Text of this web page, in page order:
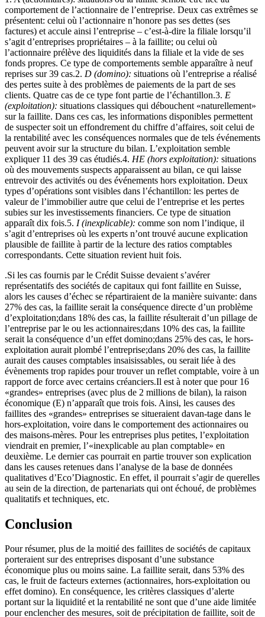
comportement de l’actionnaire de l’entreprise. Deux cas extrêmes se
présentent: celui où l’actionnaire n’honore pas ses dettes (ses
factures) et accule ainsi l’entreprise – c’est-à-dire la filiale lorsqu’il
s’agit d’entreprises propriétaires – à la faillite; ou celui où
l’actionnaire prélève des liquidités dans la filiale et la vide de ses
fonds propres. Ce type de comportements semble apparaître à neuf
reprises sur 39 cas.2. D (domino): situations où l’entreprise a réalisé
des pertes suite à des problèmes de paiements de la part de ses
clients. Quatre cas de ce type font partie de l’échantillon.3. E
(exploitation): situations classiques qui débouchent «naturellement»
sur la faillite. Dans ces cas, les informations disponibles permettent
de suspecter soit un effondrement du chiffre d’affaires, soit celui de
la rentabilité avec les conséquences normales que de tels événements
peuvent avoir sur la structure du bilan. L’exploitation semble
expliquer 11 des 39 cas étudiés.4. HE (hors exploitation): situations
où des mouvements suspects apparaissent au bilan, ce qui laisse
entrevoir des activités ou des événements hors exploitation. Deux
types d’opérations sont visibles dans l’échantillon: les pertes de
valeur de l’immobilier autre que celui de l’entreprise et les pertes
subies sur les investissements financiers. Ce type de situation
apparaît dix fois.5. I (inexplicable): comme son nom l’indique, il
s’agit d’entreprises où les experts n’ont trouvé aucune explication
plausible de faillite à partir de la lecture des ratios comptables
correspondants. Cette situation revient huit fois.
.Si les cas fournis par le Crédit Suisse devaient s’avérer
représentatifs des sociétés de capitaux qui font faillite en Suisse,
alors les causes d’échec se répartiraient de la manière suivante: dans
27% des cas, la faillite serait la conséquence directe d’un problème
d’exploitation;dans 18% des cas, la faillite résulterait d’un pillage de
l’entreprise par le ou les actionnaires;dans 10% des cas, la faillite
serait la conséquence d’un effet domino;dans 25% des cas, le hors-
exploitation aurait plombé l’entreprise;dans 20% des cas, la faillite
aurait des causes comptables insaisissables, ou serait liée à des
évènements trop rapides pour trouver un reflet comptable, voire à un
rapport de force avec certains créanciers.Il est à noter que pour 16
«grandes» entreprises (avec plus de 2 millions de bilan), la raison
économique (E) n’apparaît que trois fois. Ainsi, les causes des
faillites des «grandes» entreprises se situeraient davan-tage dans le
hors-exploitation, voire dans le comportement des actionnaires ou
des maisons-mères. Pour les entreprises plus petites, l’exploitation
viendrait en premier, l’«inexplicable au plan comptable» en
deuxième. Le dernier cas pourrait en partie trouver son explication
dans les causes retenues dans l’analyse de la base de données
qualitatives d’Eco’Diagnostic. En effet, il pourrait s’agir de querelles
au sein de la direction, de partenariats qui ont échoué, de problèmes
qualitatifs et techniques, etc.
Conclusion
Pour résumer, plus de la moitié des faillites de sociétés de capitaux
porteraient sur des entreprises disposant d’une substance
économique plus ou moins saine. La faillite serait, dans 53% des
cas, le fruit de facteurs externes (actionnaires, hors-exploitation ou
effet domino). En conséquence, les critères classiques d’alerte
portant sur la liquidité et la rentabilité ne sont que d’une aide limitée
pour enclencher des mesures, soit de précipitation de faillite, soit de